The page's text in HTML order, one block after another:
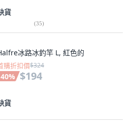
貨
(35)
冰路冰釣竿 L, 紅色的
購折扣價$324
40% $194
貨